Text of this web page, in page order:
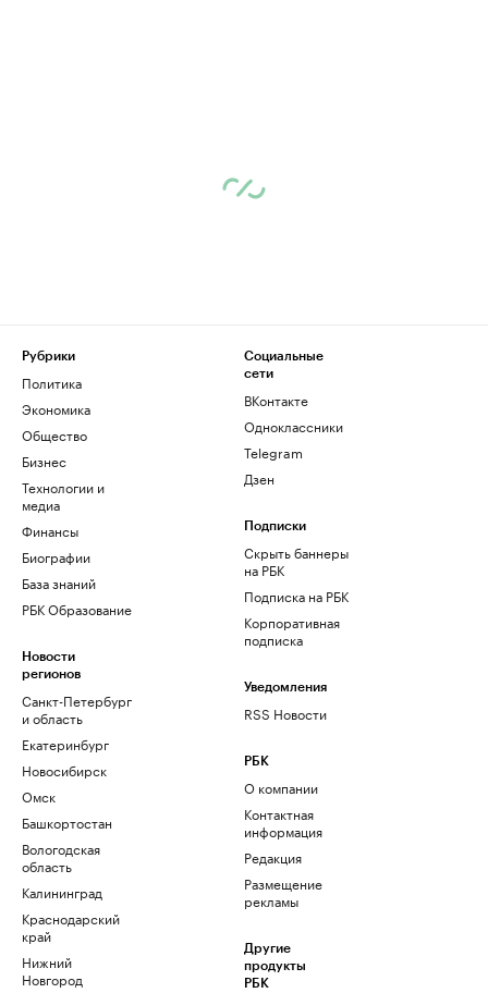
Рубрики
Политика
Экономика
Общество
Бизнес
Технологии и
медиа
Финансы
Биографии
База знаний
РБК Образование
Новости
регионов
Санкт-Петербург
и область
Екатеринбург
Новосибирск
Омск
Башкортостан
Вологодская
область
Калининград
Краснодарский
край
Нижний
Новгород
Социальные
сети
ВКонтакте
Одноклассники
Telegram
Дзен
Подписки
Скрыть баннеры
на РБК
Подписка на РБК
Корпоративная
подписка
Уведомления
RSS Новости
РБК
О компании
Контактная
информация
Редакция
Размещение
рекламы
Другие
продукты
РБК